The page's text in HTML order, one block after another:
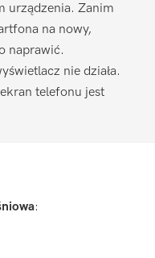
urządzenia. Zanim
na nowy,
naprawić.
nie działa.
telefonu jest
: